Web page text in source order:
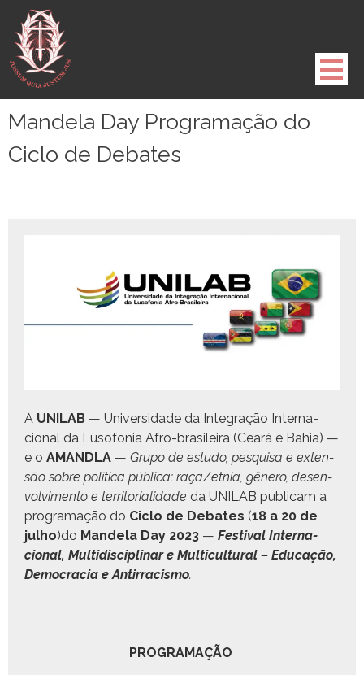
para
conteúdo
Mandela Day Programação do
Ciclo de Debates
A UNILAB — Uni­ver­si­dade da Inte­gração Inter­na­
cional da Luso­fo­nia Afro-brasileira (Ceará e Bahia) —
e o AMANDLA — Grupo de estu­do, pesquisa e exten­
são sobre políti­ca públi­ca: raça/etnia, gênero, desen­
volvi­men­to e ter­ri­to­ri­al­i­dade da UNILAB pub­li­cam a
pro­gra­mação do Ciclo de Debates (18 a 20 de
jul­ho)do Man­dela Day 2023 — Fes­ti­val Inter­na­
cional, Mul­ti­dis­ci­pli­nar e Mul­ti­cul­tur­al – Edu­cação,
Democ­ra­cia e Antir­racis­mo.
PROGRAMAÇÃO